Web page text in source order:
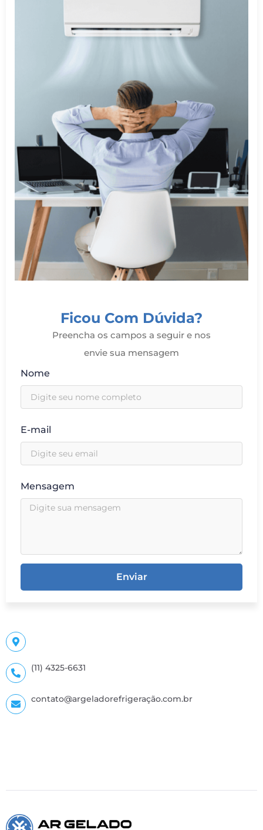
Ficou Com Dúvida?
Preencha os campos a seguir e nos
envie sua mensagem
Nome
E-mail
Mensagem
Enviar
(11) 4325-6631
contato@argeladorefrigeração.com.br